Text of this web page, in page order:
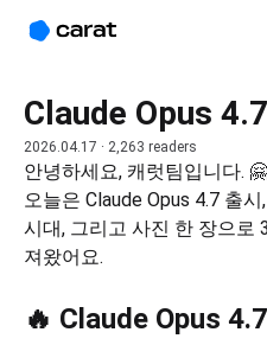
Claude Opus
2026.04.17 · 2,263 readers
안녕하세요, 캐럿팀입니다. 🤗
오늘은 Claude Opus 4.7 출
시대, 그리고 사진 한 장으로
져왔어요.
🔥 Claude Opus